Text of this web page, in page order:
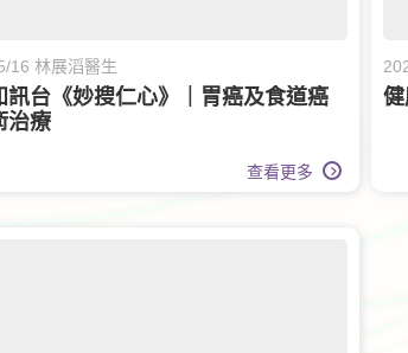
16 林展滔醫生
訊台《妙搜仁心》｜胃癌及食道癌
治療
查看更多